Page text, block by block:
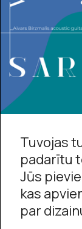
Tuvojas
padarītu
Jūs
kas
par